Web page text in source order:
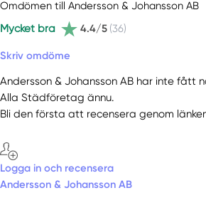
Omdömen till Andersson & Johansson AB
Mycket bra
4.4/5 (36)
Skriv omdöme
Andersson & Johansson AB har inte fått
Alla Städföretag ännu.
Bli den första att recensera genom
Logga in och recensera
Andersson & Johansson AB